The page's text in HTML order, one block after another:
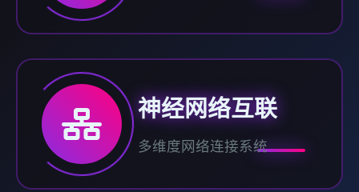
神经网络互联
多维度网络连接系统